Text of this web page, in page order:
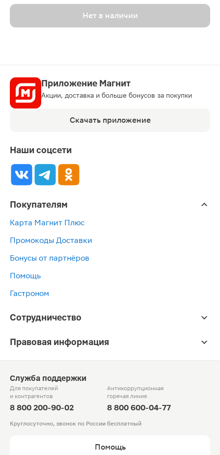
Нет в наличии
Приложение Магнит
Акции, доставка и больше бонусов за покупки
Скачать приложение
Наши соцсети
Покупателям
Карта Магнит Плюс
Промокоды Доставки
Бонусы от партнёров
Помощь
Гастроном
Сотрудничество
Правовая информация
Служба поддержки
Для покупателей
и контрагентов
8 800 200-90-02
Антикоррупционная
горячая линия
8 800 600-04-77
Круглосуточно, звонок по России бесплатный
Помощь